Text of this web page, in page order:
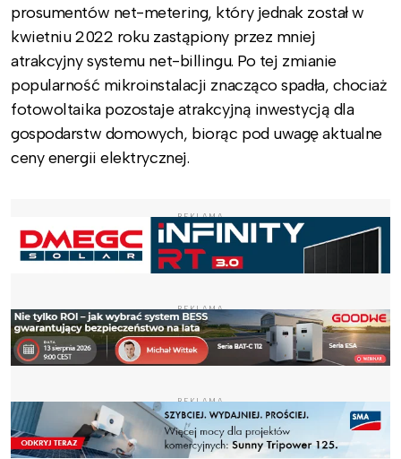
prosumentów net-metering, który jednak został w
kwietniu 2022 roku zastąpiony przez mniej
atrakcyjny systemu net-billingu. Po tej zmianie
popularność mikroinstalacji znacząco spadła, chociaż
fotowoltaika pozostaje atrakcyjną inwestycją dla
gospodarstw domowych, biorąc pod uwagę aktualne
ceny energii elektrycznej.
REKLAMA
REKLAMA
REKLAMA